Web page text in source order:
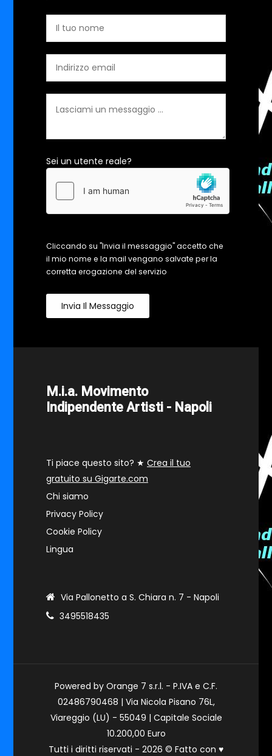
Sei un utente reale?
Cliccando su "Invia il messaggio" accetto che
il mio nome e la mail vengano salvate per la
corretta erogazione del servizio
Invia Il Messaggio
M.i.a. Movimento
Indipendente Artisti - Napoli
Ti piace questo sito? ★ Crea il tuo
gratuito su Gigarte.com
Chi siamo
Privacy Policy
Cookie Policy
Lingua
Via Pallonetto a S. Chiara n. 7 - Napoli
3495518435
Powered by Orange 7 s.r.l. - P.IVA e C.F.
02486790468 | Via Nicola Pisano 76L,
Viareggio (LU) - 55049 | Capitale Sociale
10.200,00 Euro
Tutti i diritti riservati - 2026 © Fatto con ♥